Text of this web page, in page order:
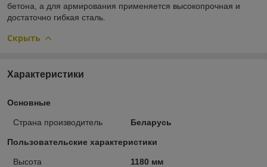
бетона, а для армирования применяется высокопрочная и
достаточно гибкая сталь.
Скрыть
Характеристики
Основные
Страна производитель Беларусь
Пользовательские характеристики
Высота
1180 мм